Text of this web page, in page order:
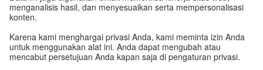
Privasi dan Aksesibilitas
Pengaturan privasi